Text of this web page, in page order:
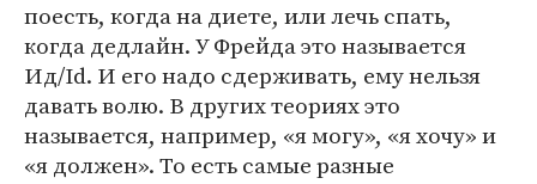
поесть, когда на диете, или лечь спать,
когда дедлайн. У Фрейда это называется
Ид/Id. И его надо сдерживать, ему нельзя
давать волю. В других теориях это
называется, например, «я могу», «я хочу» и
«я должен». То есть самые разные